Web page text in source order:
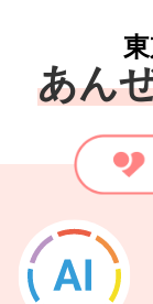
東
あん